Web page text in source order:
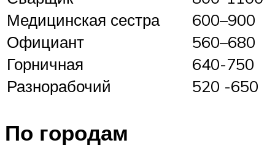
Медицинская сестра
600–900
Официант
560–680
Горничная
640-750
Разнорабочий
520 -650
По городам